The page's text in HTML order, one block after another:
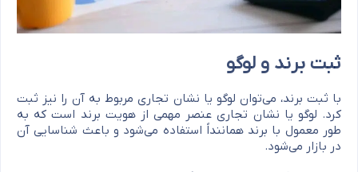
ثبت برند و لوگو
با ثبت برند، می‌توان لوگو یا نشان تجاری مربوط به آن را نیز ثبت
کرد. لوگو یا نشان تجاری عنصر مهمی از هویت برند است که به
طور معمول با برند هماننداً استفاده می‌شود و باعث شناسایی آن
در بازار می‌شود.